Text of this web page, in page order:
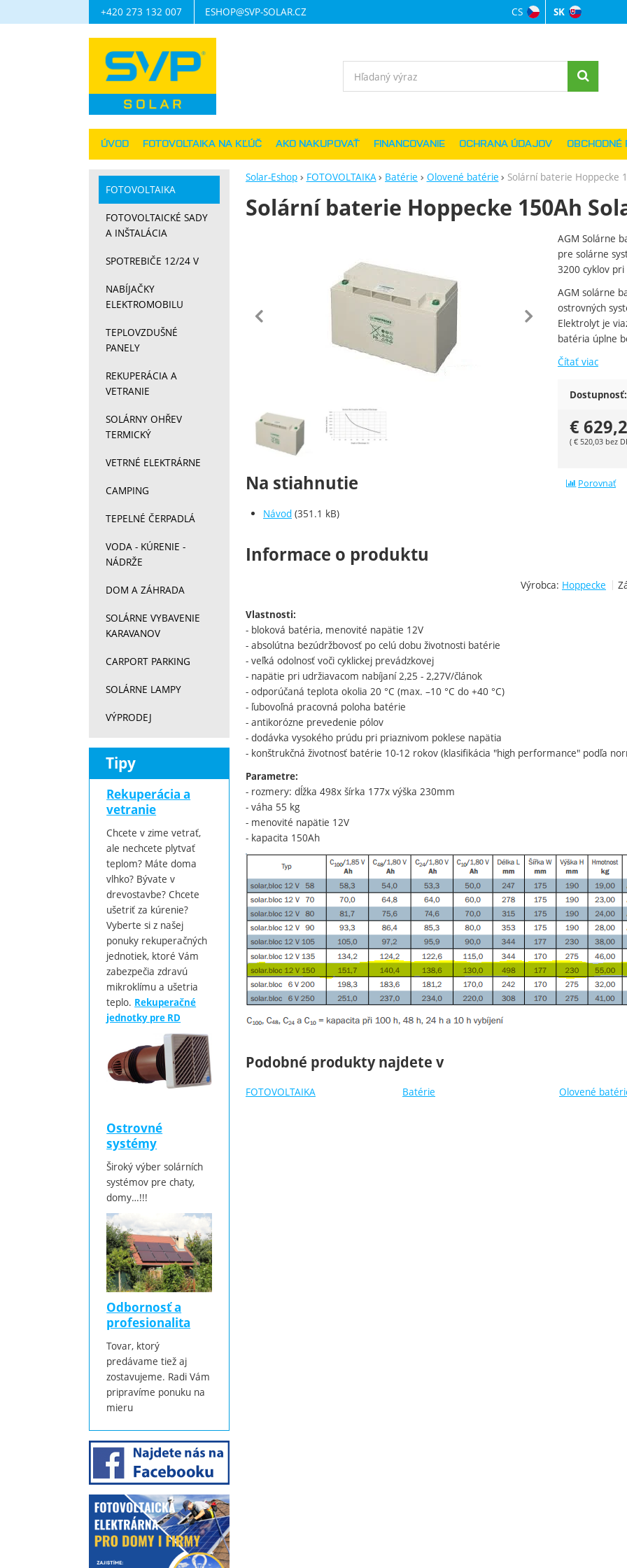
Solar-Eshop FOTOVOLTAIKA Batérie Olovené batérie Solární baterie Hoppecke
Solární baterie Hoppecke 150Ah
predchádzajúca
Fotografie
Na stiahnutie
Návod (351.1 kB)
AGM Solárne
pre solárne
3200 cyklov
AGM solárne
ostrovných
Elektrolyt je
batéria úplne
Čítať viac
Dostupnosť:
€
( €520,03 bez
Porovnať
Informace o produktu
Výrobca: Hoppecke
Vlastnosti:
- bloková batéria, menovité napätie 12V
- absolútna bezúdržbovosť po celú dobu životnosti batérie
- veľká odolnosť voči cyklickej prevádzkovej
- napätie pri udržiavacom nabíjaní 2,25 - 2,27V/článok
- odporúčaná teplota okolia 20 °C (max. –10 °C do +40 °C)
- ľubovoľná pracovná poloha batérie
- antikorózne prevedenie pólov
- dodávka vysokého prúdu pri priaznivom poklese napätia
- konštrukčná životnosť batérie 10-12 rokov (klasifikácia "high performance" podľa
Parametre:
- rozmery: dĺžka 498x šírka 177x výška 230mm
- váha 55 kg
- menovité napätie 12V
- kapacita 150Ah
Podobné produkty najdete v
FOTOVOLTAIKA Batérie Olovené
FOTOVOLTAIKA
FOTOVOLTAICKÉ SADY
A INŠTALÁCIA
SPOTREBIČE 12/24 V
NABÍJAČKY
ELEKTROMOBILU
TEPLOVZDUŠNÉ
PANELY
REKUPERÁCIA A
VETRANIE
SOLÁRNY OHŘEV
TERMICKÝ
VETRNÉ ELEKTRÁRNE
CAMPING
TEPELNÉ ČERPADLÁ
VODA - KÚRENIE -
NÁDRŽE
DOM A ZÁHRADA
SOLÁRNE VYBAVENIE
KARAVANOV
CARPORT PARKING
SOLÁRNE LAMPY
VÝPRODEJ
Tipy
Rekuperácia a
vetranie
Chcete v zime vetrať,
ale nechcete plytvať
teplom? Máte doma
vlhko? Bývate v
drevostavbe? Chcete
ušetriť za kúrenie?
Vyberte si z našej
ponuky rekuperačných
jednotiek, ktoré Vám
zabezpečia zdravú
mikroklímu a ušetria
teplo. Rekuperačné
jednotky pre RD
Ostrovné
systémy
Široký výber solárních
systémov pre chaty,
domy…!!!
Odbornosť a
profesionalita
Tovar, ktorý
predávame tiež aj
zostavujeme. Radi Vám
pripravíme ponuku na
mieru
Navigácia
+420 273 132 007 ESHOP@SVP-SOLAR.CZ
ÚVOD FOTOVOLTAIKA NA KĽÚČ AKO NAKUPOVAŤ FINANCOVANIE OCHRANA ÚDAJOV OBCHODNÉ
Jazyková
CS SK
Vyhľadávanie